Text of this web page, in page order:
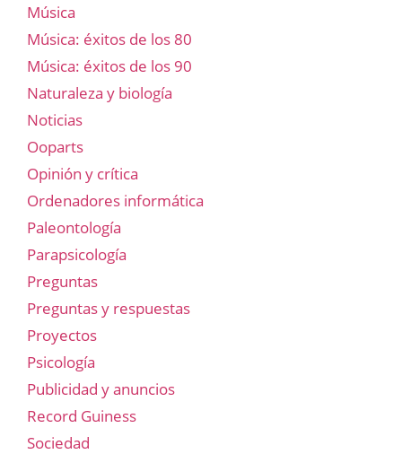
Música
Música: éxitos de los 80
Música: éxitos de los 90
Naturaleza y biología
Noticias
Ooparts
Opinión y crítica
Ordenadores informática
Paleontología
Parapsicología
Preguntas
Preguntas y respuestas
Proyectos
Psicología
Publicidad y anuncios
Record Guiness
Sociedad